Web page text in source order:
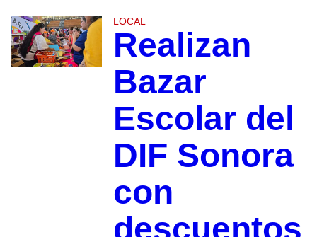
LOCAL
Realizan
Bazar
Escolar del
DIF Sonora
con
descuentos